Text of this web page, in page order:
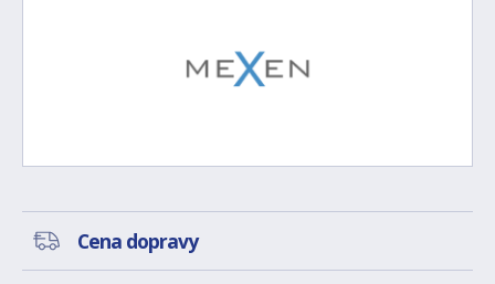
Cena dopravy